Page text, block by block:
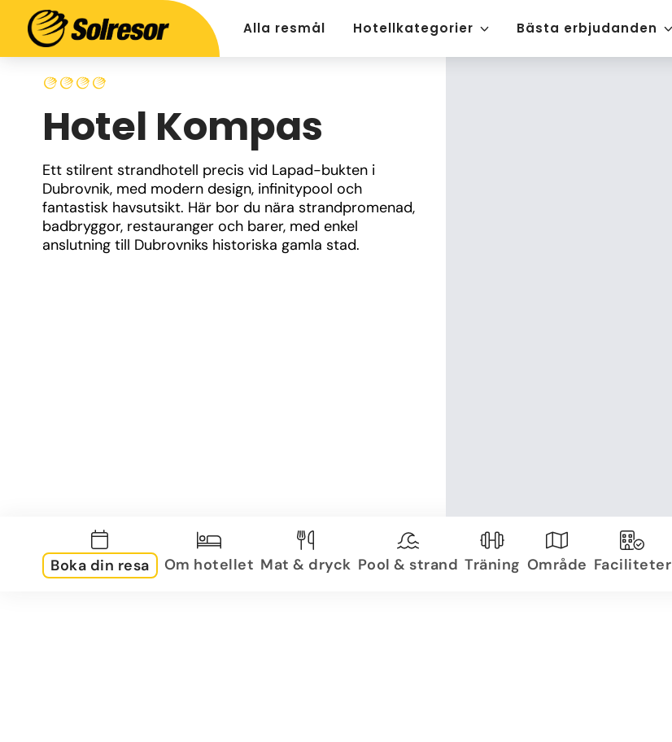
Alla resmål Hotellkategorier Bästa erbjudanden
Hotel Kompas
Ett stilrent strandhotell precis vid Lapad-bukten i
Dubrovnik, med modern design, infinitypool och
fantastisk havsutsikt. Här bor du nära strandpromenad,
badbryggor, restauranger och barer, med enkel
anslutning till Dubrovniks historiska gamla stad.
Boka din resa Om hotellet Mat & dryck Pool & strand Träning Område Faciliteter